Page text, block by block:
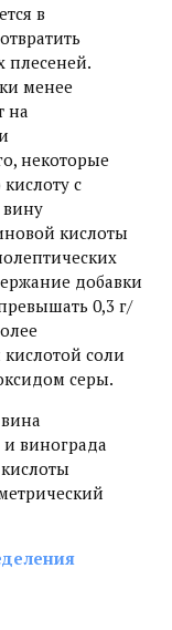
в
плесеней.
менее
на
некоторые
с
кислоты
добавки
0,3 г/
соли
серы.
винограда